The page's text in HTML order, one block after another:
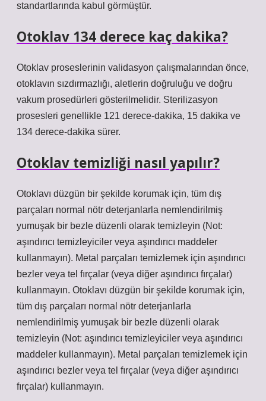
standartlarında kabul görmüştür.
Otoklav 134 derece kaç dakika?
Otoklav proseslerinin validasyon çalışmalarından önce,
otoklavın sızdırmazlığı, aletlerin doğruluğu ve doğru
vakum prosedürleri gösterilmelidir. Sterilizasyon
prosesleri genellikle 121 derece-dakika, 15 dakika ve
134 derece-dakika sürer.
Otoklav temizliği nasıl yapılır?
Otoklavı düzgün bir şekilde korumak için, tüm dış
parçaları normal nötr deterjanlarla nemlendirilmiş
yumuşak bir bezle düzenli olarak temizleyin (Not:
aşındırıcı temizleyiciler veya aşındırıcı maddeler
kullanmayın). Metal parçaları temizlemek için aşındırıcı
bezler veya tel fırçalar (veya diğer aşındırıcı fırçalar)
kullanmayın. Otoklavı düzgün bir şekilde korumak için,
tüm dış parçaları normal nötr deterjanlarla
nemlendirilmiş yumuşak bir bezle düzenli olarak
temizleyin (Not: aşındırıcı temizleyiciler veya aşındırıcı
maddeler kullanmayın). Metal parçaları temizlemek için
aşındırıcı bezler veya tel fırçalar (veya diğer aşındırıcı
fırçalar) kullanmayın.